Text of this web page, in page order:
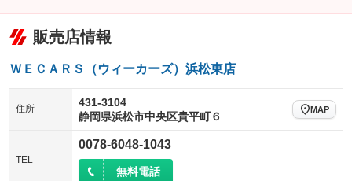
販売店情報
ＷＥＣＡＲＳ（ウィーカーズ）浜松東店
住所
431-3104
静岡県浜松市中央区貴平町６
MAP
TEL
0078-6048-1043
無料電話